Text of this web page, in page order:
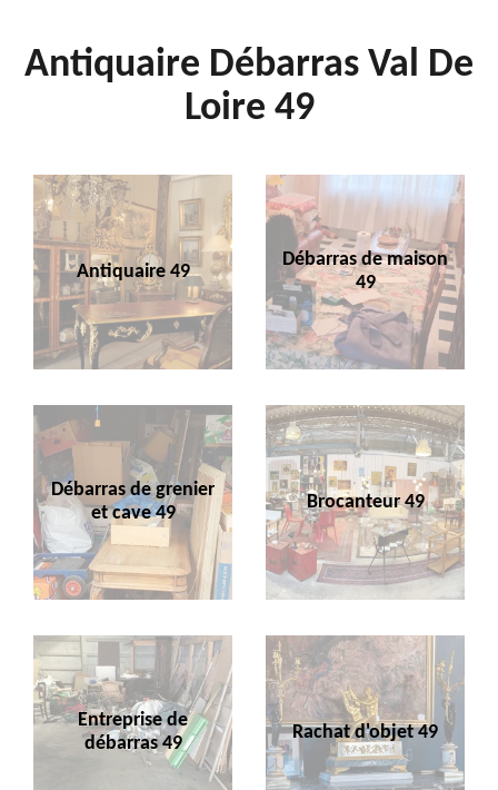
Antiquaire Débarras Val De
Loire 49
Antiquaire 49
Débarras de maison
49
Débarras de grenier
et cave 49
Brocanteur 49
Entreprise de
débarras 49
Rachat d'objet 49